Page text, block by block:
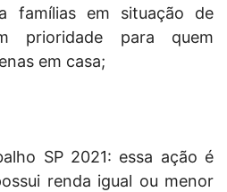
famílias em situação de
prioridade para quem
em casa;
SP 2021: essa ação é
renda igual ou menor